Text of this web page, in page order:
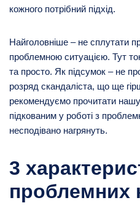
кожного потрібний підхід.
Найголовніше – не сплутати
проблемною ситуацією. Тут
та просто. Як підсумок – не
розряд скандаліста, що ще
рекомендуємо прочитати
підкованим у роботі з
несподівано нагрянуть.
3
проблемних